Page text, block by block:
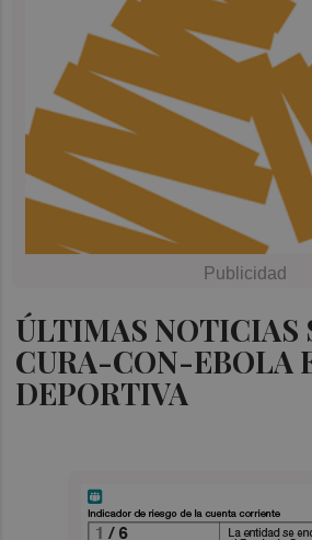
ÚLTIMAS NOTICIAS
CURA-CON-EBOLA
DEPORTIVA